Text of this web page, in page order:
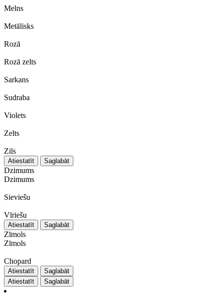
Melns
Metālisks
Rozā
Rozā zelts
Sarkans
Sudraba
Violets
Zelts
Zils
Atiestatīt Saglabāt
Dzimums
Dzimums
Sieviešu
Vīriešu
Atiestatīt Saglabāt
Zīmols
Zīmols
Chopard
Atiestatīt
Saglabāt
Atiestatīt
Saglabāt